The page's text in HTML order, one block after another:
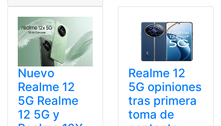
Nuevo
Realme 12
5G Realme
12 5G y
Realme 12
5G opiniones
tras primera
toma de